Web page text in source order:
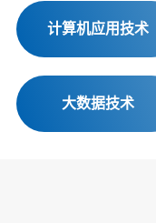
计算机应用技术
大数据技术